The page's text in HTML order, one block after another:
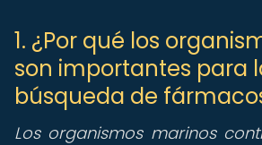
1. ¿Por qué los
son importantes para
búsqueda de
Los organismos marinos